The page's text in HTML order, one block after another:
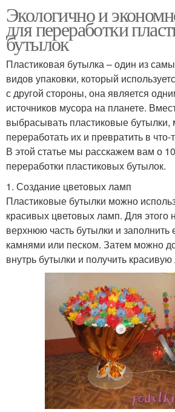
Экологично и
для переработки
бутылок
Пластиковая бутылка – один из
видов упаковки, который
с другой стороны, она является
источников мусора на планете.
выбрасывать пластиковые
переработать их и превратить в
В этой статье мы расскажем вам о
переработки пластиковых бутылок.
1. Создание цветовых ламп
Пластиковые бутылки можно
красивых цветовых ламп. Для этого
верхнюю часть бутылки и
камнями или песком. Затем можно
внутрь бутылки и получить